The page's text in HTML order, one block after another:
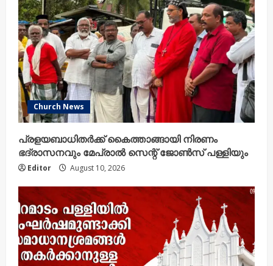
Church News
പ്രളയബാധിതർക്ക് കൈത്താങ്ങായി നിരണം
ഭദ്രാസനവും മേപ്രാൽ സെന്റ് ജോൺസ് പള്ളിയും
Editor August 10, 2026